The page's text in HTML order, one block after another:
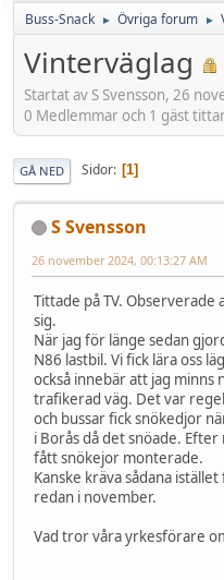
Buss-Snack ► Övriga forum ►
Vinterväglag
Startat av S Svensson, 26
0 Medlemmar och 1 gäst
GÅ NED Sidor 1
S Svensson
26 november 2024, 00:13:27 AM
Tittade på TV. Observerade
sig.
När jag för länge sedan
N86 lastbil. Vi fick lära oss
också innebär att jag minns
trafikerad väg. Det var
och bussar fick snökedjor
i Borås då det snöade.
fått snökejor monterade.
Kanske kräva sådana
redan i november.
Vad tror våra yrkesförare